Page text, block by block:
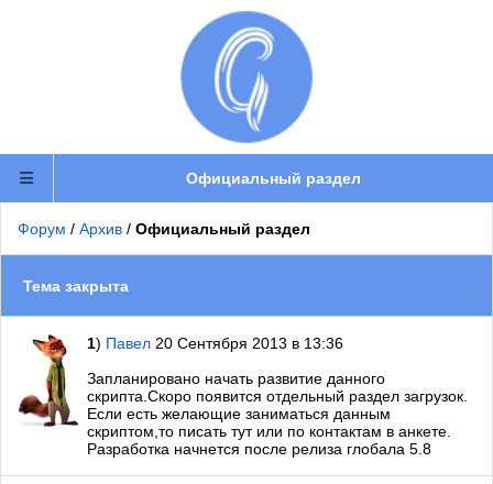
Официальный раздел
Форум / Архив / Официальный раздел
Тема закрыта
1) Павел 20 Сентября 2013 в 13:36
Запланировано начать развитие данного
скрипта.Скоро появится отдельный раздел загрузок.
Если есть желающие заниматься данным
скриптом,то писать тут или по контактам в анкете.
Разработка начнется после релиза глобала 5.8